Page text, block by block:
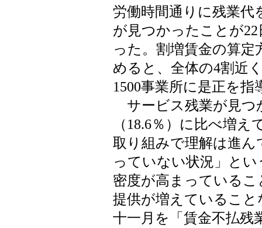
労働時間通りに残業代
が見つかったことが
った。割増賃金の算
めると、全体の4割近
1500事業所に是正を指
サービス残業が見つ
（18.6％）に比べ増
取り組みで理解は進
っていない状況」と
密度が高まっている
提供が増えているこ
十一月を「賃金不払残